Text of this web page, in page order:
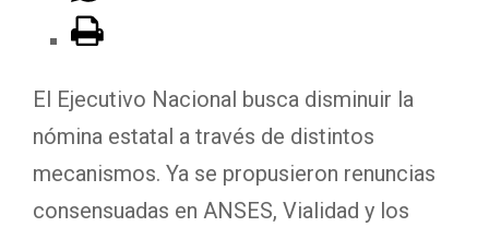
El Ejecutivo Nacional busca disminuir la
nómina estatal a través de distintos
mecanismos. Ya se propusieron renuncias
consensuadas en ANSES, Vialidad y los